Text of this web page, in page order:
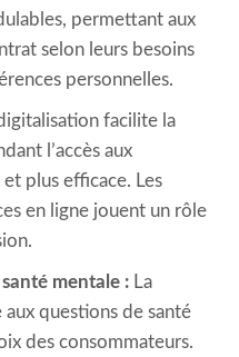
permettant aux
selon leurs besoins
personnelles.
facilite la
l’accès aux
plus efficace. Les
en ligne jouent un rôle
mentale : La
questions de santé
des consommateurs.